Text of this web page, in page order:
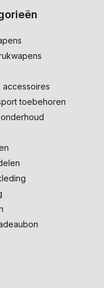
accessoires
toebehoren